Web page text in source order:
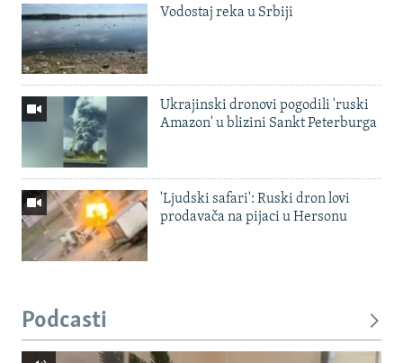
Vodostaj reka u Srbiji
Ukrajinski dronovi pogodili 'ruski
Amazon' u blizini Sankt Peterburga
'Ljudski safari': Ruski dron lovi
prodavača na pijaci u Hersonu
Podcasti